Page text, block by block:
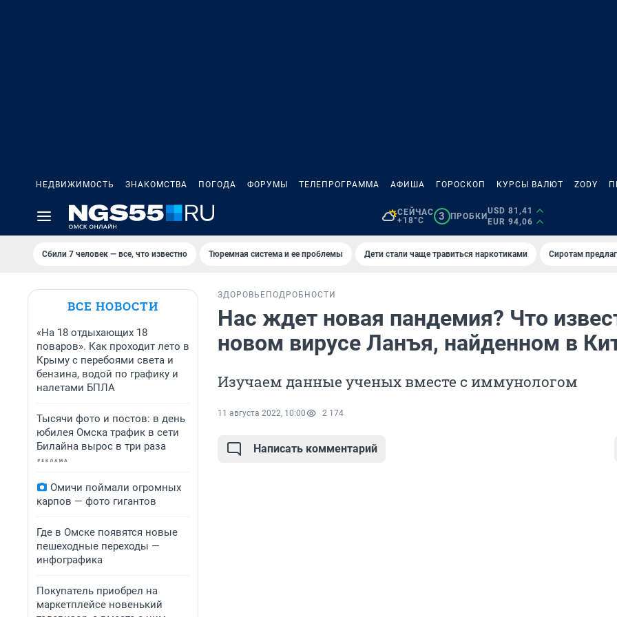
НЕДВИЖИМОСТЬ ЗНАКОМСТВА ПОГОДА ФОРУМЫ ТЕЛЕПРОГРАММА АФИША ГОРОСКОП КУРСЫ ВАЛЮТ ZODY
СЕЙЧАС
+18°C
3 ПРОБКИ
USD 81,41
EUR 94,06
Сбили 7 человек — все, что известно Тюремная система и ее проблемы Дети стали чаще травиться наркотиками Сиротам
ВСЕ НОВОСТИ
«На 18 отдыхающих 18
поваров». Как проходит лето в
Крыму с перебоями света и
бензина, водой по графику и
налетами БПЛА
Тысячи фото и постов: в день
юбилея Омска трафик в сети
Билайна вырос в три раза
Омичи поймали огромных
карпов — фото гигантов
Где в Омске появятся новые
пешеходные переходы —
инфографика
Покупатель приобрел на
маркетплейсе новенький
ЗДОРОВЬЕ ПОДРОБНОСТИ
Нас ждет новая пандемия? Что
новом вирусе Ланъя, найденном в
Изучаем данные ученых вместе с иммунологом
11 августа 2022, 10:00 2 174
Написать комментарий